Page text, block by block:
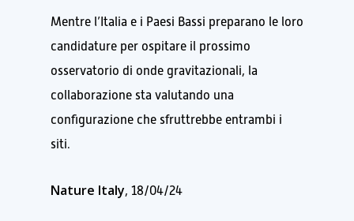
Mentre l’Italia e i Paesi Bassi preparano le loro
candidature per ospitare il prossimo
osservatorio di onde gravitazionali, la
collaborazione sta valutando una
configurazione che sfruttrebbe entrambi i
siti.
Nature Italy, 18/04/24